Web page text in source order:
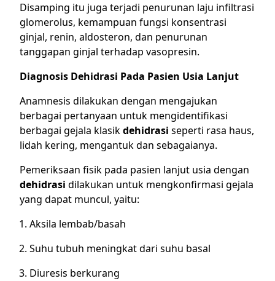
Disamping itu juga terjadi penurunan laju infiltrasi
glomerolus, kemampuan fungsi konsentrasi
ginjal, renin, aldosteron, dan penurunan
tanggapan ginjal terhadap vasopresin.
Diagnosis Dehidrasi Pada Pasien Usia Lanjut
Anamnesis dilakukan dengan mengajukan
berbagai pertanyaan untuk mengidentifikasi
berbagai gejala klasikdehidrasi seperti rasa haus,
lidah kering, mengantuk dan sebagaianya.
Pemeriksaan fisik pada pasien lanjut usia dengan
dehidrasi dilakukan untuk mengkonfirmasi gejala
yang dapat muncul, yaitu:
Aksila lembab/basah
Suhu tubuh meningkat dari suhu basal
Diuresis berkurang